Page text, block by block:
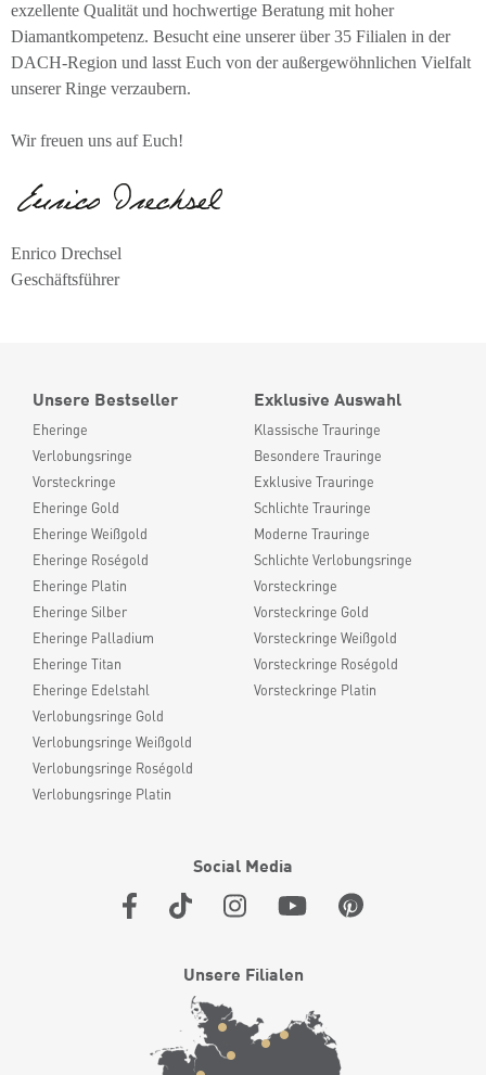
exzellente Qualität und hochwertige Beratung mit hoher
Diamantkompetenz. Besucht eine unserer über 35 Filialen in der
DACH-Region und lasst Euch von der außergewöhnlichen Vielfalt
unserer Ringe verzaubern.
Wir freuen uns auf Euch!
Enrico Drechsel
Geschäftsführer
Unsere Bestseller
Eheringe
Verlobungsringe
Vorsteckringe
Eheringe Gold
Eheringe Weißgold
Eheringe Roségold
Eheringe Platin
Eheringe Silber
Eheringe Palladium
Eheringe Titan
Eheringe Edelstahl
Verlobungsringe Gold
Verlobungsringe Weißgold
Verlobungsringe Roségold
Verlobungsringe Platin
Exklusive Auswahl
Klassische Trauringe
Besondere Trauringe
Exklusive Trauringe
Schlichte Trauringe
Moderne Trauringe
Schlichte Verlobungsringe
Vorsteckringe
Vorsteckringe Gold
Vorsteckringe Weißgold
Vorsteckringe Roségold
Vorsteckringe Platin
Social Media
Unsere Filialen